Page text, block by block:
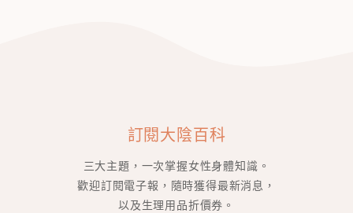
訂閱大陰百科
三大主題，一次掌握女性身體知識。
歡迎訂閱電子報，隨時獲得最新消息，
以及生理用品折價券。